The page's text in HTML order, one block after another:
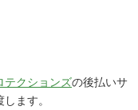
テクションズの後払いサ
ます。